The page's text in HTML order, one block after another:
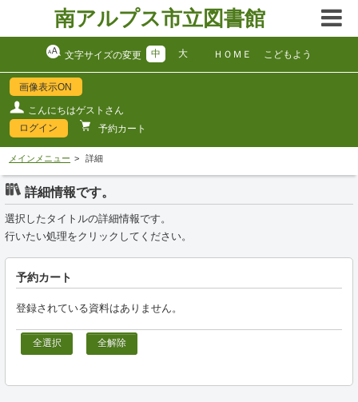
南アルプス市立図書館
文字サイズの変更 中 大 ＨＯＭＥ こどもよう
画像表示ON
こんにちはゲストさん
ログイン
予約カート
メインメニュー 詳細
詳細情報です。
選択したタイトルの詳細情報です。
行いたい処理をクリックしてください。
予約カート
登録されている資料はありません。
全選択 全解除